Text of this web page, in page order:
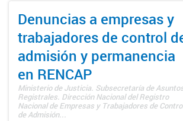
Denuncias a empresas y
trabajadores de control
admisión y permanencia
en RENCAP
Ministerio de Justicia. Subsecretaría de
Registrales. Dirección Nacional del Registro
Nacional de Empresas y Trabajadores de
de Admisión...